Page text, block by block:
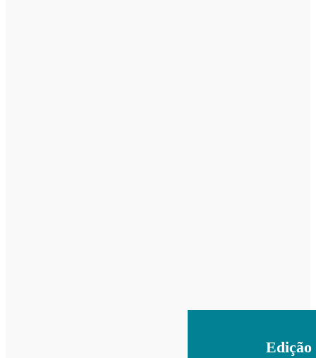
Edição